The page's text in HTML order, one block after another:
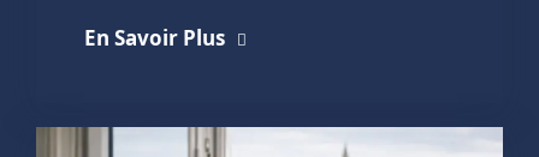
En Savoir Plus